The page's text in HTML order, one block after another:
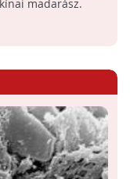
madarász.